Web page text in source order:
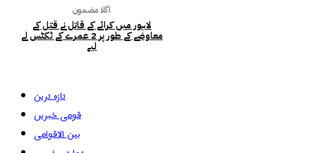
اگلا مضمون
لاہور میں کرائے کے قاتل نے قتل کے
معاوضے کے طور پر 2 عمرے کے ٹکٹس لے
لیے
تازہ ترین
قومی خبریں
بین الاقوامی